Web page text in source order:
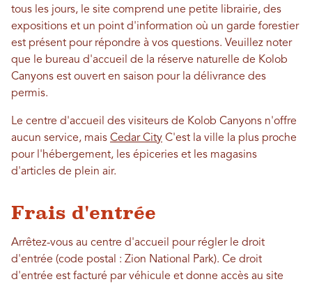
tous les jours, le site comprend une petite librairie, des
expositions et un point d'information où un garde forestier
est présent pour répondre à vos questions. Veuillez noter
que le bureau d'accueil de la réserve naturelle de Kolob
Canyons est ouvert en saison pour la délivrance des
permis.
Le centre d'accueil des visiteurs de Kolob Canyons n'offre
aucun service, mais Cedar City C'est la ville la plus proche
pour l'hébergement, les épiceries et les magasins
d'articles de plein air.
Frais d'entrée
Arrêtez-vous au centre d'accueil pour régler le droit
d'entrée (code postal : Zion National Park). Ce droit
d'entrée est facturé par véhicule et donne accès au site